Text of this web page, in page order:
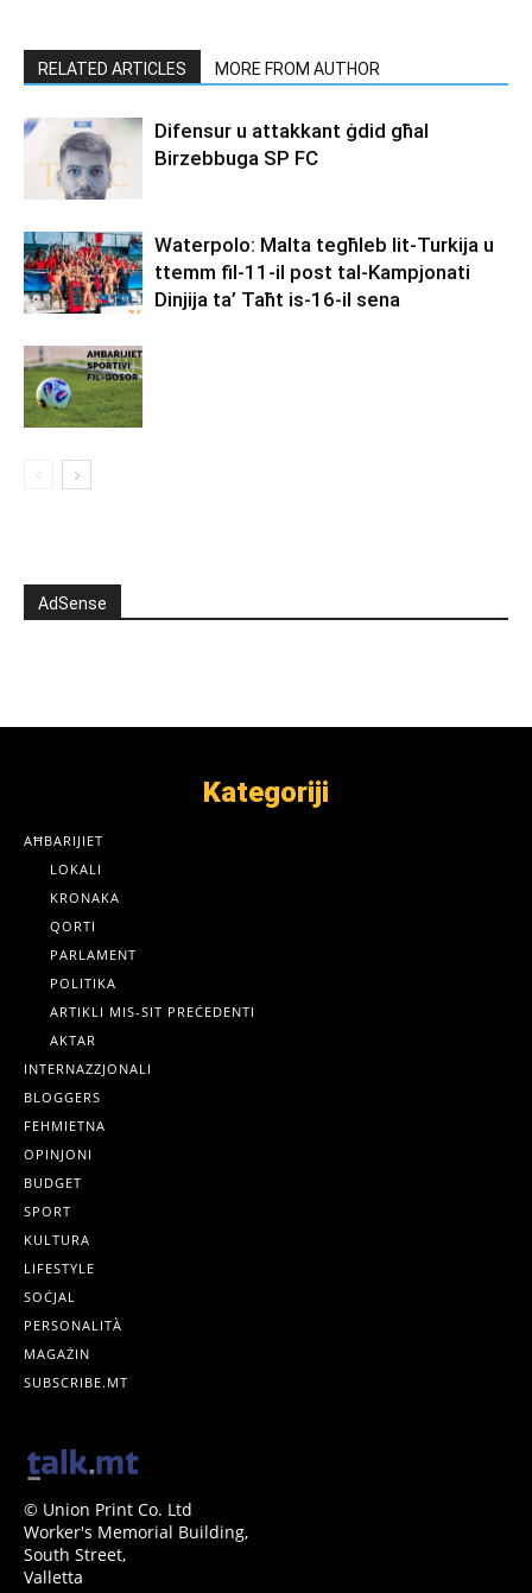
RELATED ARTICLES MORE FROM AUTHOR
Difensur u attakkant ġdid għal
Birzebbuga SP FC
Waterpolo: Malta tegħleb lit-Turkija u
ttemm fil-11-il post tal-Kampjonati
Dinjija ta’ Taħt is-16-il sena
AdSense
Kategoriji
AĦBARIJIET
LOKALI
KRONAKA
QORTI
PARLAMENT
POLITIKA
ARTIKLI MIS-SIT PREĊEDENTI
AKTAR
INTERNAZZJONALI
BLOGGERS
FEHMIETNA
OPINJONI
BUDGET
SPORT
KULTURA
LIFESTYLE
SOĊJAL
PERSONALITÀ
MAGAŻIN
SUBSCRIBE.MT
© Union Print Co. Ltd
Worker's Memorial Building,
South Street,
Valletta